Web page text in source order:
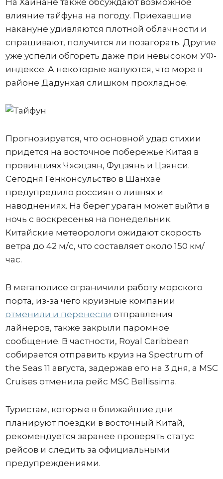
На Хайнане также обсуждают возможное
влияние тайфуна на погоду. Приехавшие
накануне удивляются плотной облачности и
спрашивают, получится ли позагорать. Другие
уже успели обгореть даже при невысоком УФ-
индексе. А некоторые жалуются, что море в
районе Дадунхая слишком прохладное.
Прогнозируется, что основной удар стихии
придется на восточное побережье Китая в
провинциях Чжэцзян, Фуцзянь и Цзянси.
Сегодня Генконсульство в Шанхае
предупредило россиян о ливнях и
наводнениях. На берег ураган может выйти в
ночь с воскресенья на понедельник.
Китайские метеорологи ожидают скорость
ветра до 42 м/с, что составляет около 150 км/
час.
В мегаполисе ограничили работу морского
порта, из-за чего круизные компании
отменили и перенесли отправления
лайнеров, также закрыли паромное
сообщение. В частности, Royal Caribbean
собирается отправить круиз на Spectrum of
the Seas 11 августа, задержав его на 3 дня, а MSC
Cruises отменила рейс MSC Bellissima.
Туристам, которые в ближайшие дни
планируют поездки в восточный Китай,
рекомендуется заранее проверять статус
рейсов и следить за официальными
предупреждениями.